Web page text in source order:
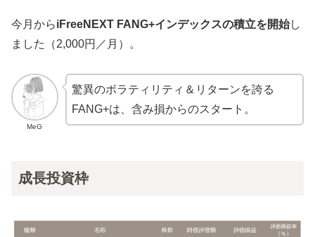
今月からiFreeNEXT FANG+インデックスの積立を開始し
ました（2,000円／月）。
MeG
驚異のボラティリティ＆リターンを誇る
FANG+は、含み損からのスタート。
成長投資枠